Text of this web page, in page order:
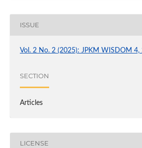
ISSUE
Vol. 2 No. 2 (2025): JPKM WISDOM 4,
SECTION
Articles
LICENSE